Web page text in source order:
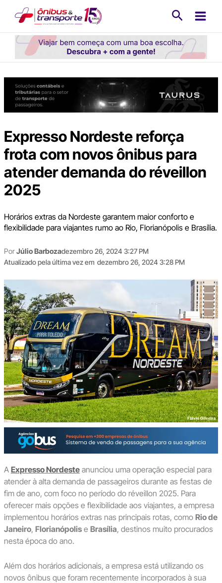
conteúdo
Expresso Nordeste reforça
frota com novos ônibus para
atender demanda do réveillon
2025
Horários extras da Nordeste garantem maior conforto e
flexibilidade para viajantes rumo ao Rio, Florianópolis e Brasília.
PorJúlio Barbozadezembro 26, 2024 3:27 PM
Atualizado pela última vez em dezembro 26, 2024 3:28 PM
A Expresso Nordesteanunciou uma operação especial para
atender à alta demanda de passageiros durante as festas de
fim de ano, com foco no período do réveillon 2025. Para
oferecer mais opções e flexibilidade aos viajantes, a empresa
implementou horários extras nas principais rotas, como Rio de
Janeiro, Florianópolise Brasília, destinos muito procurados
nesta época do ano.
Além dos horários adicionais, a empresa está utilizando os
novos ônibus que foram recentemente incorporados à sua